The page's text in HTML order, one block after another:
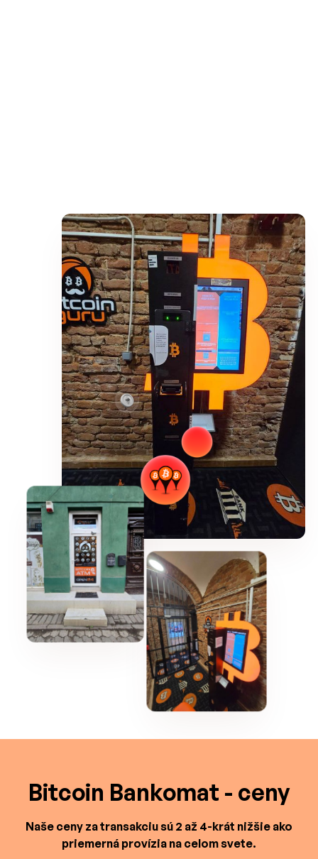
Bitcoin Bankomat - ceny
Naše ceny za transakciu sú 2 až 4-krát nižšie ako
priemerná provízia na celom svete.